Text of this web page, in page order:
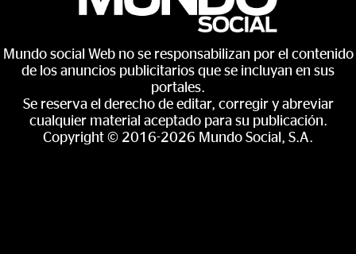
Mundo social Web no se responsabilizan por el contenido
de los anuncios publicitarios que se incluyan en sus
portales.
Se reserva el derecho de editar, corregir y abreviar
cualquier material aceptado para su publicación.
Copyright © 2016-2026 Mundo Social, S.A.